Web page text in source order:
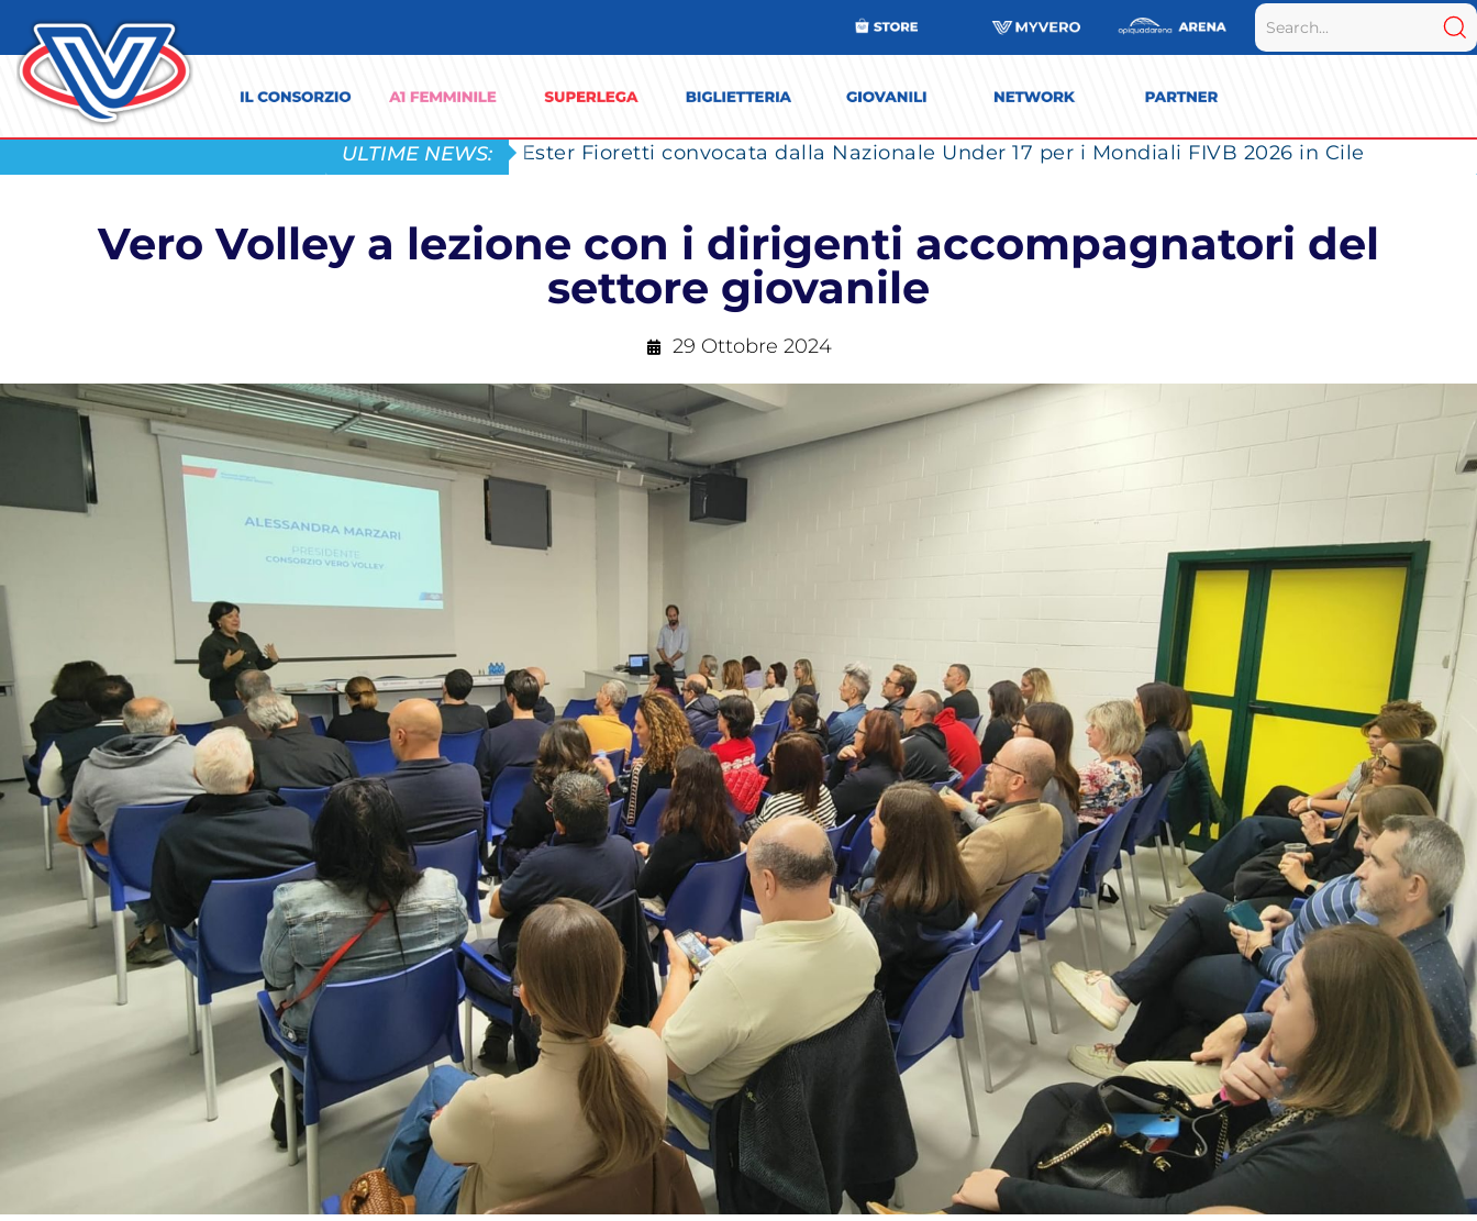
ULTIME NEWS: Ester Fioretti convocata dalla Nazionale Under 17 per i Mondiali FIVB 2026 in Cile
Vero Volley a lezione con i dirigenti accompagnatori del
settore giovanile
29 Ottobre 2024